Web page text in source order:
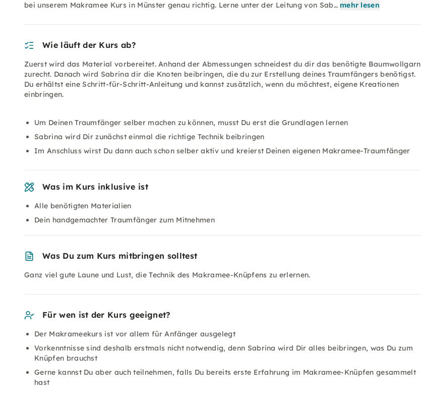
bei unserem Makramee Kurs in Münster genau richtig. Lerne unter der Leitung von Sab… mehr lesen
Wie läuft der Kurs ab?
Zuerst wird das Material vorbereitet. Anhand der Abmessungen schneidest du dir das benötigte Baumwollgarn
zurecht. Danach wird Sabrina dir die Knoten beibringen, die du zur Erstellung deines Traumfängers benötigst.
Du erhältst eine Schritt-für-Schritt-Anleitung und kannst zusätzlich, wenn du möchtest, eigene Kreationen
einbringen.
Um Deinen Traumfänger selber machen zu können, musst Du erst die Grundlagen lernen
Sabrina wird Dir zunächst einmal die richtige Technik beibringen
Im Anschluss wirst Du dann auch schon selber aktiv und kreierst Deinen eigenen Makramee-Traumfänger
Was im Kurs inklusive ist
Alle benötigten Materialien
Dein handgemachter Traumfänger zum Mitnehmen
Was Du zum Kurs mitbringen solltest
Ganz viel gute Laune und Lust, die Technik des Makramee-Knüpfens zu erlernen.
Für wen ist der Kurs geeignet?
Der Makrameekurs ist vor allem für Anfänger ausgelegt
Vorkenntnisse sind deshalb erstmals nicht notwendig, denn Sabrina wird Dir alles beibringen, was Du zum
Knüpfen brauchst
Gerne kannst Du aber auch teilnehmen, falls Du bereits erste Erfahrung im Makramee-Knüpfen gesammelt
hast